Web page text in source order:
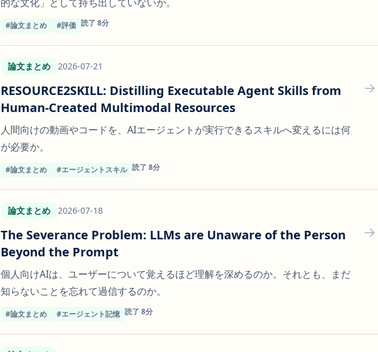
#論文まとめ #評価 読了 8分
論文まとめ 2026-07-21
RESOURCE2SKILL: Distilling Executable Agent Skills from
Human-Created Multimodal Resources
人間向けの動画やコードを、AIエージェントが実行できるスキルへ変えるには何
が必要か。
#論文まとめ #エージェントスキル 読了 8分
論文まとめ 2026-07-18
The Severance Problem: LLMs are Unaware of the Person
Beyond the Prompt
個人向けAIは、ユーザーについて覚えるほど理解を深めるのか。それとも、まだ
知らないことを忘れて過信するのか。
#論文まとめ #エージェント記憶 読了 8分